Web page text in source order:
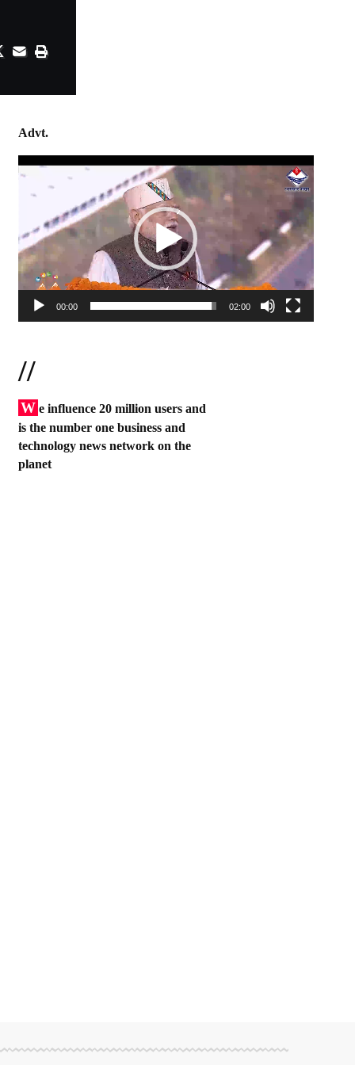
Advt.
Video
00:00 02:00
//
W e influence 20 million users and
is the number one business and
technology news network on the
planet